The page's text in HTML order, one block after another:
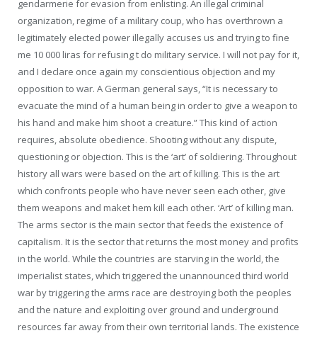
gendarmerie for evasion from enlisting. An illegal criminal
organization, regime of a military coup, who has overthrown a
legitimately elected power illegally accuses us and trying to fine
me 10 000 liras for refusing t do military service. I will not pay for it,
and I declare once again my conscientious objection and my
opposition to war. A German general says, “It is necessary to
evacuate the mind of a human being in order to give a weapon to
his hand and make him shoot a creature.” This kind of action
requires, absolute obedience. Shooting without any dispute,
questioning or objection. This is the ‘art’ of soldiering. Throughout
history all wars were based on the art of killing. This is the art
which confronts people who have never seen each other, give
them weapons and maket hem kill each other. ‘Art’ of killing man.
The arms sector is the main sector that feeds the existence of
capitalism. It is the sector that returns the most money and profits
in the world. While the countries are starving in the world, the
imperialist states, which triggered the unannounced third world
war by triggering the arms race are destroying both the peoples
and the nature and exploiting over ground and underground
resources far away from their own territorial lands. The existence